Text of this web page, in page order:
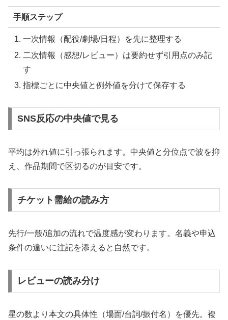
手順ステップ
一次情報（配役/劇場/日程）を先に整理する
二次情報（感想/レビュー）は要約せず引用点のみ記
す
指標ごとに中央値と例外値を分けて保存する
SNS反応の中央値で見る
平均は外れ値に引っ張られます。中央値と分位点で波を抑
え、作品期間で区切るのが目安です。
チケット需給の読み方
先行/一般/追加の流れで温度感が変わります。名義や申込
条件の違いに注記を添えると自然です。
レビューの読み分け
星の数より本文の具体性（場面/台詞/振付名）を優先。複